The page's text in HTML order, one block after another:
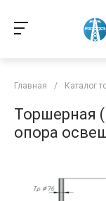
Главная / Каталог
Торшерная
опора